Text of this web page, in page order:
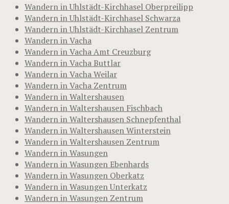
Wandern in Uhlstädt-Kirchhasel Oberpreilipp
Wandern in Uhlstädt-Kirchhasel Schwarza
Wandern in Uhlstädt-Kirchhasel Zentrum
Wandern in Vacha
Wandern in Vacha Amt Creuzburg
Wandern in Vacha Buttlar
Wandern in Vacha Weilar
Wandern in Vacha Zentrum
Wandern in Waltershausen
Wandern in Waltershausen Fischbach
Wandern in Waltershausen Schnepfenthal
Wandern in Waltershausen Winterstein
Wandern in Waltershausen Zentrum
Wandern in Wasungen
Wandern in Wasungen Ebenhards
Wandern in Wasungen Oberkatz
Wandern in Wasungen Unterkatz
Wandern in Wasungen Zentrum